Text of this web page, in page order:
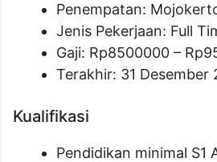
Penempatan:
Jenis Pekerjaan: Full
Gaji: Rp8500000 – Rp
Terakhir: 31 Desember
Kualifikasi
Pendidikan minimal S1